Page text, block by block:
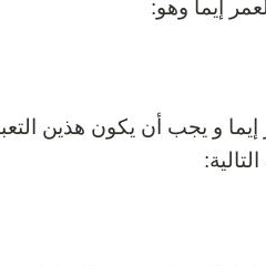
إيما وهو:
إيما و يجب أن يكون هذين